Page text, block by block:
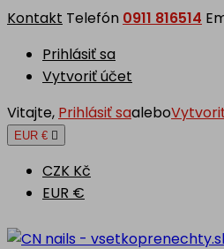
Kontakt Telefón 0911 816514
Prihlásiť sa
Vytvoriť účet
Vitajte, Prihlásiť saalebo
EUR € 
CZK Kč
EUR €